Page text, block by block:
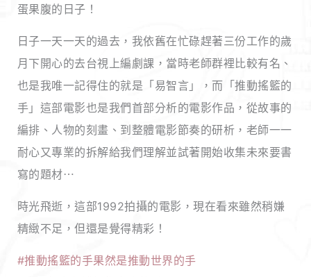
蛋果腹的日子！
日子一天一天的過去，我依舊在忙碌趕著三份工作的歲
月下開心的去台視上編劇課，當時老師群裡比較有名、
也是我唯一記得住的就是「易智言」，而「推動搖籃的
手」這部電影也是我們首部分析的電影作品，從故事的
編排、人物的刻畫、到整體電影節奏的研析，老師一一
耐心又專業的拆解給我們理解並試著開始收集未來要書
寫的題材⋯
時光飛逝，這部1992拍攝的電影，現在看來雖然稍嫌
精緻不足，但還是覺得精彩！
#推動搖籃的手果然是推動世界的手